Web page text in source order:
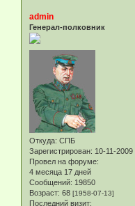
admin
Генерал-полковник
Откуда: СПБ
Зарегистрирован: 10-11-2009
Провел на форуме:
4 месяца 17 дней
Сообщений: 19850
Возраст: 68 [1958-07-13]
Последний визит: